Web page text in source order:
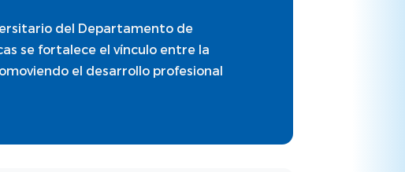
del Departamento de
se fortalece el vínculo entre la
el desarrollo profesional